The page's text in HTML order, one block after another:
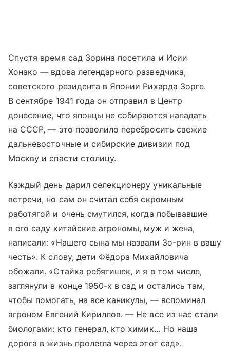
Спустя время сад Зорина посетила и Исии
Хонако — вдова легендарного разведчика,
советского резидента в Японии Рихарда Зорге.
В сентябре 1941 года он отправил в Центр
донесение, что японцы не собираются нападать
на СССР, — это позволило перебросить свежие
дальневосточные и сибирские дивизии под
Москву и спасти столицу.
Каждый день дарил селекционеру уникальные
встречи, но сам он считал себя скромным
работягой и очень смутился, когда побывавшие
в его саду китайские агрономы, муж и жена,
написали: «Нашего сына мы назвали Зо-рин в вашу
честь». К слову, дети Фёдора Михайловича
обожали. «Стайка ребятишек, и я в том числе,
заглянули в конце 1950-х в сад и остались там,
чтобы помогать, на все каникулы, — вспоминал
агроном Евгений Кириллов. — Не все из нас стали
биологами: кто генерал, кто химик… Но наша
дорога в жизнь пролегла через этот сад».